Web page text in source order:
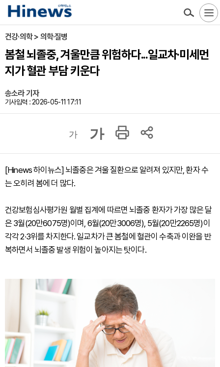
건강·의학 > 의학·질병
봄철 뇌졸중, 겨울만큼 위험하다...일교차·미세먼
지가 혈관 부담 키운다
송소라 기자
기사입력 : 2026-05-11 17:11
가 가
[Hinews 하이뉴스] 뇌졸중은 겨울 질환으로 알려져 있지만, 환자 수
는 오히려 봄에 더 많다.
건강보험심사평가원 월별 집계에 따르면 뇌졸중 환자가 가장 많은 달
은 3월(20만6075명)이며, 6월(20만3006명), 5월(20만2265명)이
각각 2·3위를 차지한다. 일교차가 큰 봄철에 혈관이 수축과 이완을 반
복하면서 뇌졸중 발생 위험이 높아지는 탓이다.